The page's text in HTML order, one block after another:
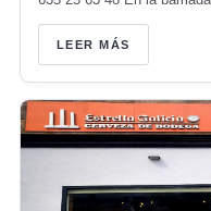
LEER MÁS